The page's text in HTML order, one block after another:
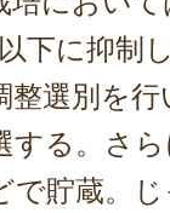
下に抑制
整選別を
する。さ
で貯蔵。